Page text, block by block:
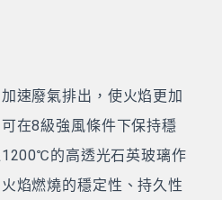
速廢氣排出，使火焰更加
在8級強風條件下保持穩
的高透光石英玻璃作
焰燃燒的穩定性、持久性